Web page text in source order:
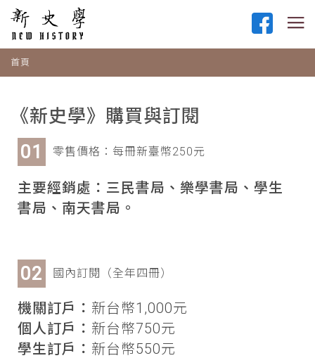
首頁
《新史學》購買與訂閱
零售價格：每冊新臺幣250元
主要經銷處：三民書局、樂學書局、學生
書局、南天書局。
國內訂閱（全年四冊）
機關訂戶： 新台幣1,000元
個人訂戶： 新台幣750元
學生訂戶： 新台幣550元